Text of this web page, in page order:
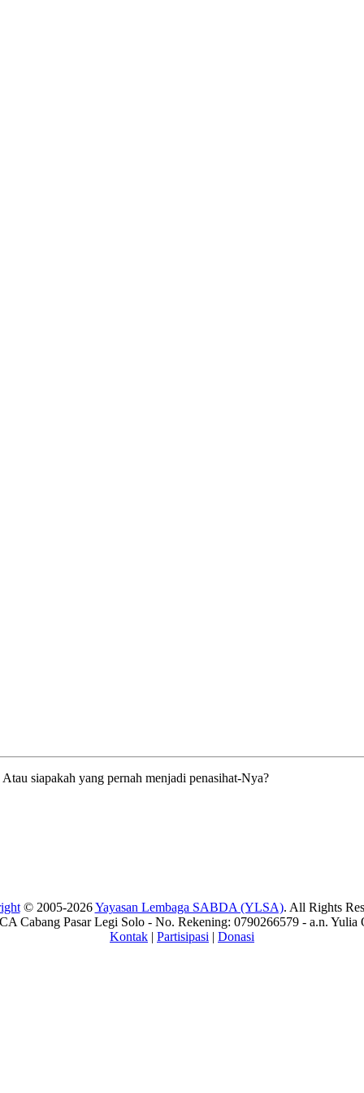
siapakah yang pernah menjadi penasihat-Nya?
© 2005-2026Yayasan Lembaga SABDA (YLSA). All Rights
Cabang Pasar Legi Solo - No. Rekening: 0790266579 - a.n. Yulia
Kontak | Partisipasi | Donasi